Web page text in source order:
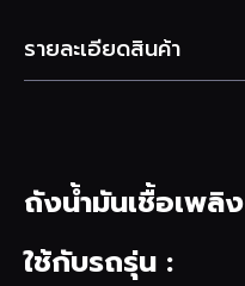
รายละเอียดสินค้า
ถังน้ำมันเชื้อเพลิง
ใช้กับรถรุ่น :